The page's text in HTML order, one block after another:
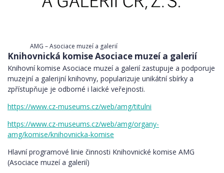
AMG – Asociace muzeí a galerií
Knihovnická komise Asociace muzeí a galerií
Knihovní komise Asociace muzeí a galerií zastupuje a podporuje
muzejní a galerijní knihovny, popularizuje unikátní sbírky a
zpřístupňuje je odborné i laické veřejnosti.
https://www.cz-museums.cz/web/amg/titulni
https://www.cz-museums.cz/web/amg/organy-
amg/komise/knihovnicka-komise
Hlavní programové linie činnosti Knihovnické komise AMG
(Asociace muzeí a galerií)